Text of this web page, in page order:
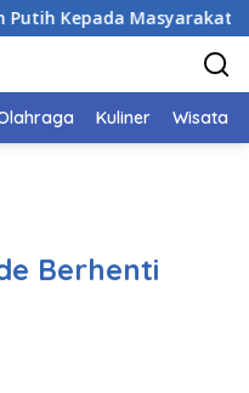
Masyarakat Dan
Kuliner Wisata
Berhenti